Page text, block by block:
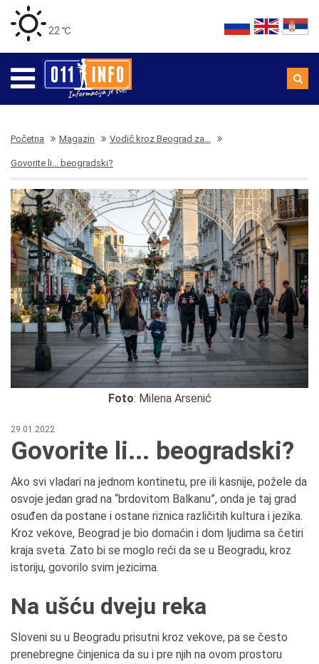
22 ℃
Početna Magazin Vodič kroz Beograd za...
Govorite li... beogradski?
Foto: Milena Arsenić
29.01.2022
Govorite li... beogradski?
Ako svi vladari na jednom kontinetu, pre ili kasnije, požele da
osvoje jedan grad na “brdovitom Balkanu”, onda je taj grad
osuđen da postane i ostane riznica različitih kultura i jezika.
Kroz vekove, Beograd je bio domaćin i dom ljudima sa četiri
kraja sveta. Zato bi se moglo reći da se u Beogradu, kroz
istoriju, govorilo svim jezicima.
Na ušću dveju reka
Sloveni su u Beogradu prisutni kroz vekove, pa se često
prenebregne činjenica da su i pre njih na ovom prostoru